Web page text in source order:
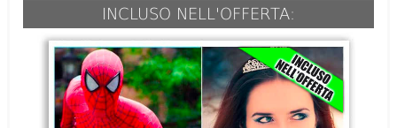
INCLUSO NELL'OFFERTA: